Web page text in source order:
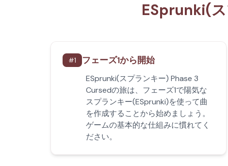
ESprunki(
#1 フェーズ1から開始
ESprunki(スプランキー) Phase 3
Cursedの旅は、フェーズ1で陽気な
スプランキー(ESprunki)を使って曲
を作成することから始めましょう。
ゲームの基本的な仕組みに慣れてく
ださい。